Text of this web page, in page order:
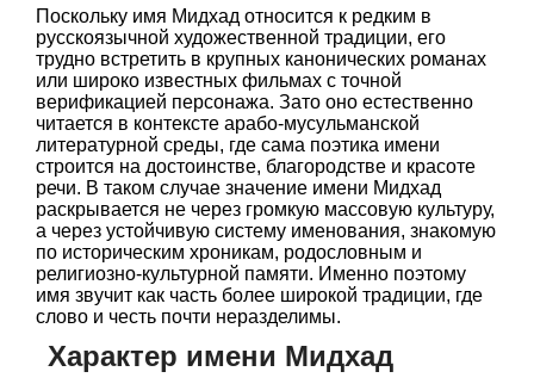
Поскольку имя Мидхад относится к редким в
русскоязычной художественной традиции, его
трудно встретить в крупных канонических романах
или широко известных фильмах с точной
верификацией персонажа. Зато оно естественно
читается в контексте арабо-мусульманской
литературной среды, где сама поэтика имени
строится на достоинстве, благородстве и красоте
речи. В таком случае значение имени Мидхад
раскрывается не через громкую массовую культуру,
а через устойчивую систему именования, знакомую
по историческим хроникам, родословным и
религиозно-культурной памяти. Именно поэтому
имя звучит как часть более широкой традиции, где
слово и честь почти неразделимы.
Характер имени Мидхад